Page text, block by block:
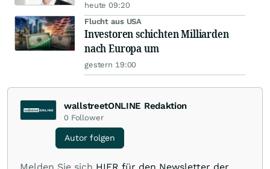
heute 09:20
Flucht aus USA
Investoren schichten Milliarden
nach Europa um
gestern 19:00
wallstreetONLINE Redaktion
0 Follower
Autor folgen